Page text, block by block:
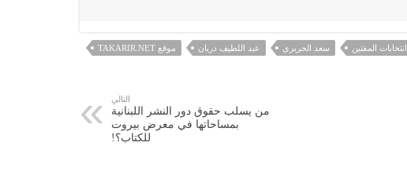
انتخابات المفتين سعد الحريري عبد اللطيف دريان
موقع TAKARIR.NET
التالي
من يسلب حقوق دور النشر اللبنانية
بمساحاتها في معرض بيروت
للكتاب؟!